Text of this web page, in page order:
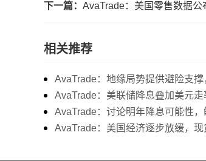
下一篇： AvaTrade：美国零售数据公
相关推荐
AvaTrade：地缘局势提供避险支撑
持续看涨
AvaTrade：美联储降息叠加美元走
持震荡
AvaTrade：讨论明年降息可能性，
影响黄金
AvaTrade：美国经济逐步放缓，